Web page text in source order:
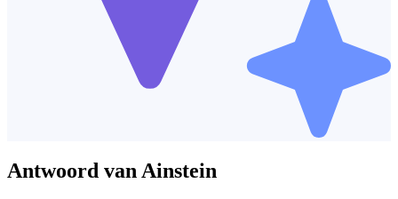
Antwoord van Ainstein